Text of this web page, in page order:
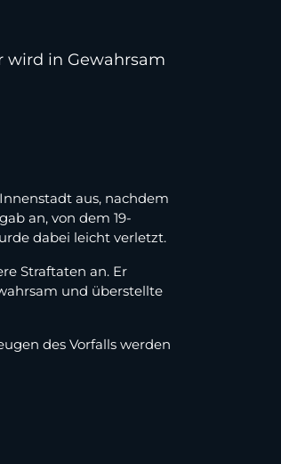
wird in Gewahrsam
aus, nachdem
an, von dem 19-
dabei leicht verletzt.
Straftaten an. Er
und überstellte
des Vorfalls werden